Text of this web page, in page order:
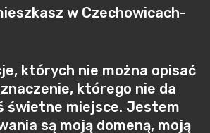
w Czechowicach-
których nie można opisać
którego nie da
świetne miejsce. Jestem
są moją domeną, moją